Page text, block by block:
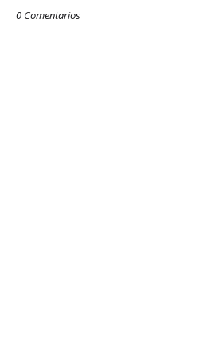
0 Comentarios